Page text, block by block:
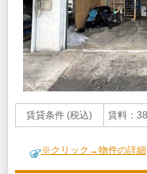
賃貸条件 (税込) 賃料：
※クリック→物件の詳細